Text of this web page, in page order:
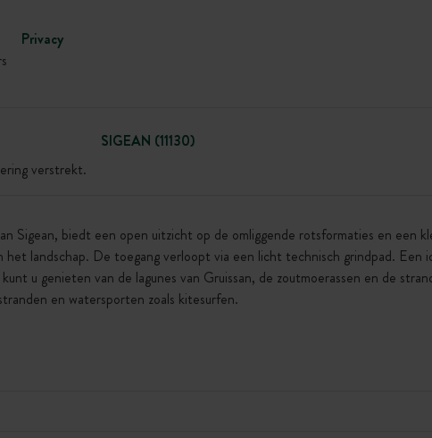
Privacy
SIGEAN (11130)
verstrekt.
Sigean, biedt een open uitzicht op de omliggende rotsformaties en een
landschap. De toegang verloopt via een licht technisch grindpad. Een
u genieten van de lagunes van Gruissan, de zoutmoerassen en de
en watersporten zoals kitesurfen.